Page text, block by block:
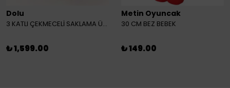
Dolu
3 KATLI ÇEKMECELİ SAKLAMA ÜNİTESİ
₺ 1,599.00
Metin Oyuncak
30 CM BEZ BEBEK
₺ 149.00